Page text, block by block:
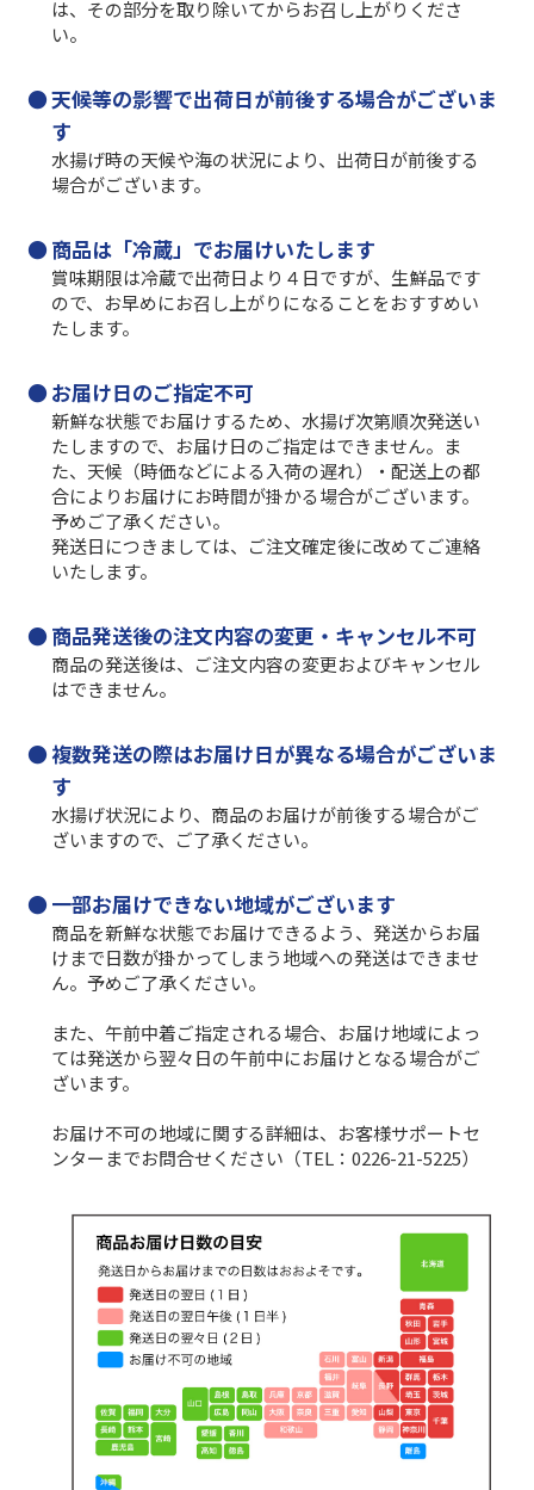
は、その部分を取り除いてからお召し上がりくださ
い。
天候等の影響で出荷日が前後する場合がございま
す
水揚げ時の天候や海の状況により、出荷日が前後する
場合がございます。
商品は「冷蔵」でお届けいたします
賞味期限は冷蔵で出荷日より４日ですが、生鮮品です
ので、お早めにお召し上がりになることをおすすめい
たします。
お届け日のご指定不可
新鮮な状態でお届けするため、水揚げ次第順次発送い
たしますので、お届け日のご指定はできません。ま
た、天候（時価などによる入荷の遅れ）・配送上の都
合によりお届けにお時間が掛かる場合がございます。
予めご了承ください。
発送日につきましては、ご注文確定後に改めてご連絡
いたします。
商品発送後の注文内容の変更・キャンセル不可
商品の発送後は、ご注文内容の変更およびキャンセル
はできません。
複数発送の際はお届け日が異なる場合がございま
す
水揚げ状況により、商品のお届けが前後する場合がご
ざいますので、ご了承ください。
一部お届けできない地域がございます
商品を新鮮な状態でお届けできるよう、発送からお届
けまで日数が掛かってしまう地域への発送はできませ
ん。予めご了承ください。
また、午前中着ご指定される場合、お届け地域によっ
ては発送から翌々日の午前中にお届けとなる場合がご
ざいます。
お届け不可の地域に関する詳細は、お客様サポートセ
ンターまでお問合せください（TEL：0226-21-5225）